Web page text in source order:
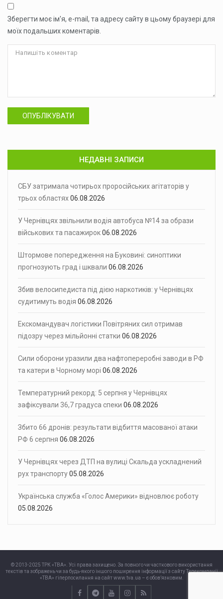
Зберегти моє ім'я, e-mail, та адресу сайту в цьому браузері для
моїх подальших коментарів.
ОПУБЛІКУВАТИ
НЕДАВНІ ЗАПИСИ
СБУ затримала чотирьох проросійських агітаторів у
трьох областях06.08.2026
У Чернівцях звільнили водія автобуса №14 за образи
військових та пасажирок06.08.2026
Штормове попередження на Буковині: синоптики
прогнозують град і шквали 06.08.2026
Збив велосипедиста під дією наркотиків: у Чернівцях
судитимуть водія 06.08.2026
Екскомандувач логістики Повітряних сил отримав
підозру через мільйонні статки 06.08.2026
Сили оборони уразили два нафтопереробні заводи в РФ
та катери в Чорному морі 06.08.2026
Температурний рекорд: 5 серпня у Чернівцях
зафіксували 36,7 градуса спеки 06.08.2026
Збито 66 дронів: результати відбиття масованої атаки
РФ 6 серпня 06.08.2026
У Чернівцях через ДТП на вулиці Скальда ускладнений
рух транспорту05.08.2026
Українська служба «Голос Америки» відновлює роботу
05.08.2026
© 2013-2025 ТРК «ТВА». Усі права захищено. За повного чи часткового використання
текстів та зображень чи за будь-якого іншого поширення інформації з сайту Телекомпанії
«ТВА» гіперпосилання на сайт www.tva.ua – є обов’язковим.